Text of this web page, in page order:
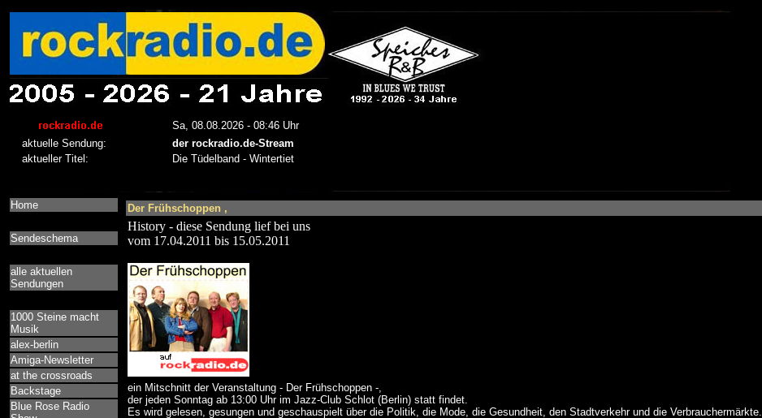
Home
Sendeschema
alle aktuellen
Sendungen
1000 Steine macht
Musik
alex-berlin
Amiga-Newsletter
at the crossroads
Backstage
Blue Rose Radio
Der Frühschoppen ,
History - diese Sendung lief bei uns
vom 17.04.2011 bis 15.05.2011
ein Mitschnitt der Veranstaltung - Der Frühschoppen -,
der jeden Sonntag ab 13:00 Uhr im Jazz-Club Schlot (Berlin) statt findet.
Es wird gelesen, gesungen und geschauspielt über die Politik, die Mode, die Gesundheit, den Stadtverkehr und die Verbrauchermärkte.